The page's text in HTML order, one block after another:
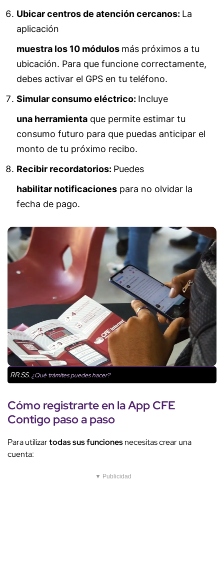
Ubicar centros de atención cercanos: La
aplicación
muestra los 10 módulos más próximos a tu
ubicación. Para que funcione correctamente,
debes activar el GPS en tu teléfono.
Simular consumo eléctrico: Incluye
una herramienta que permite estimar tu
consumo futuro para que puedas anticipar el
monto de tu próximo recibo.
Recibir recordatorios: Puedes
habilitar notificaciones para no olvidar la
fecha de pago.
RR.SS.¿Qué trámites puedes hacer?
Cómo registrarteen laApp CFE
Contigopaso a paso
Para utilizartodas sus funcionesnecesitas crear una
cuenta:
▼ Publicidad